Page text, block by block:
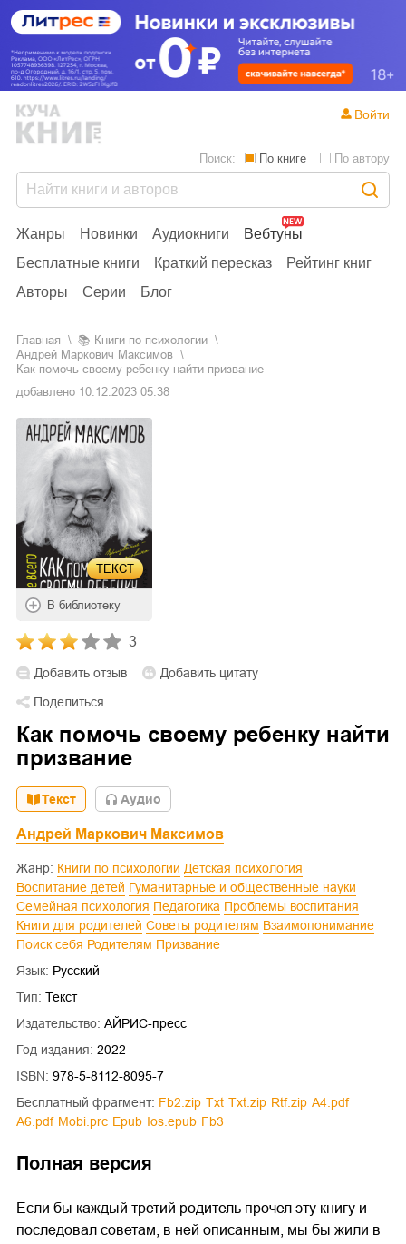
Жанры Новинки Аудиокниги
Вебтуны
Бесплатные книги
Краткий пересказ
Рейтинг книг
Авторы
Серии Блог
Поиск: По книге По автору
Войти
Главная 📚
книги по психологии
Андрей Маркович Максимов
Как помочь своему ребенку найти призвание
добавлено 10.12.2023 05:38
ТЕКСТ
В библиотеку
3
Добавить отзыв
Добавить цитату
Поделиться
Как помочь своему ребенку найти
призвание
Текст Aудио
Андрей Маркович Максимов
Жанр: Книги по психологии
Детская психология
Воспитание детей
Гуманитарные и общественные науки
Семейная психология
Педагогика
Проблемы воспитания
Книги для родителей
Советы родителям
Взаимопонимание
Поиск себя
Родителям
Призвание
Язык: Русский
Тип: Текст
Издательство: АЙРИС-пресс
Год издания: 2022
ISBN: 978-5-8112-8095-7
Бесплатный фрагмент:
fb2.zip txt txt.zip rtf.zip
a4.pdf
a6.pdf
mobi.prc epub ios.epub fb3
Полная версия
Если бы каждый третий родитель прочел эту книгу и
последовал советам, в ней описанным, мы бы жили в